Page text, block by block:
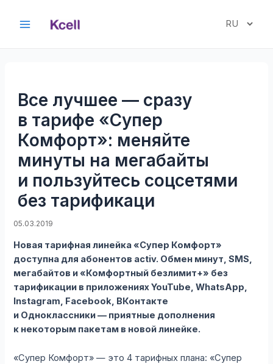
Выбрать
Все лучшее — сразу
в тарифе «Супер
Комфорт»: меняйте
минуты на мегабайты
и пользуйтесь соцсетями
без тарификаци
05.03.2019
Новая тарифная линейка «Супер Комфорт»
доступна для абонентов activ. Обмен минут, SMS,
мегабайтов и «Комфортный безлимит+» без
тарификации в приложениях YouTube, WhatsApp,
Instagram, Facebook, ВКонтакте
и Одноклассники — приятные дополнения
к некоторым пакетам в новой линейке.
«Супер Комфорт» — это 4 тарифных плана: «Супер